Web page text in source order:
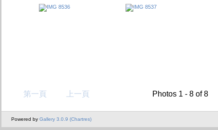
第一頁 上一頁 Photos 1 - 8 of 8
Powered by Gallery 3.0.9 (Chartres)